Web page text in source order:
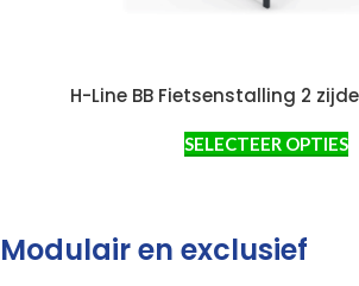
H-Line BB Fietsenstalling 2
SELECTEER OPTIES
Modulair en exclusief